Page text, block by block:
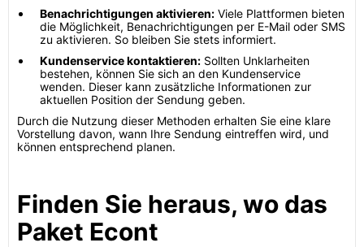
Benachrichtigungen aktivieren: Viele Plattformen bieten
die Möglichkeit, Benachrichtigungen per E-Mail oder SMS
zu aktivieren. So bleiben Sie stets informiert.
Kundenservice kontaktieren: Sollten Unklarheiten
bestehen, können Sie sich an den Kundenservice
wenden. Dieser kann zusätzliche Informationen zur
aktuellen Position der Sendung geben.
Durch die Nutzung dieser Methoden erhalten Sie eine klare
Vorstellung davon, wann Ihre Sendung eintreffen wird, und
können entsprechend planen.
Finden Sie heraus, wo das
Paket Econt